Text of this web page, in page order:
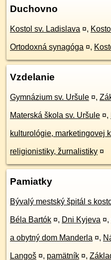
Duchovno
Kostol sv. Ladislava ¤,
Ortodoxná synagóga ¤,
Vzdelanie
Gymnázium sv. Uršule ¤,
Materská škola sv. Uršule ¤,
kulturológie, marketingovej
religionistiky, žurnalistiky ¤
Pamiatky
Bývalý mestský špitál s
Béla Bartók ¤, Dni Kyjeva ¤,
a obytný dom Manderla ¤,
Langoš ¤, pamätník ¤,